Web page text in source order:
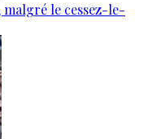
malgré le cessez-le-